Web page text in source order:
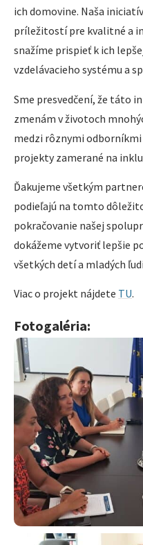
ich domovine. Naša
príležitostí pre kvalitné a
snažíme prispieť k ich
vzdelávacieho systému a
Sme presvedčení, že táto
zmenám v životoch
medzi rôznymi
projekty zamerané na
Ďakujeme všetkým
podieľajú na tomto
pokračovanie našej
dokážeme vytvoriť lepšie
všetkých detí a mladých
Viac o projekt nájdete TU.
Fotogaléria: